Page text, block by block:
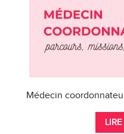
Médecin